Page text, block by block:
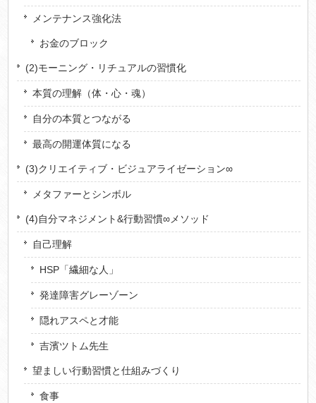
メンテナンス強化法
お金のブロック
(2)モーニング・リチュアルの習慣化
本質の理解（体・心・魂）
自分の本質とつながる
最高の開運体質になる
(3)クリエイティブ・ビジュアライゼーション∞
メタファーとシンボル
(4)自分マネジメント&行動習慣∞メソッド
自己理解
HSP「繊細な人」
発達障害グレーゾーン
隠れアスペと才能
吉濱ツトム先生
望ましい行動習慣と仕組みづくり
食事